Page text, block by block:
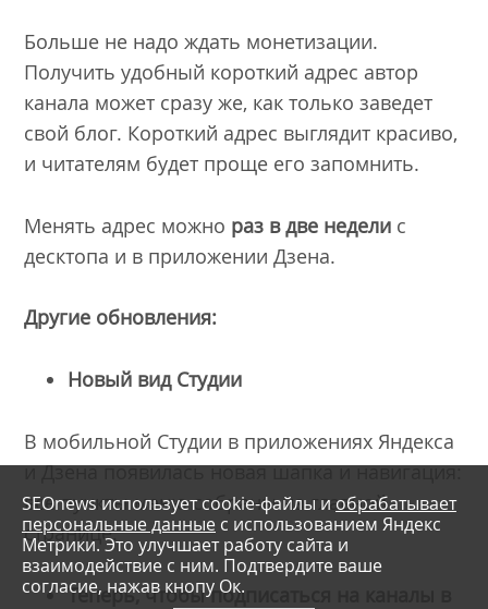
Больше не надо ждать монетизации.
Получить удобный короткий адрес автор
канала может сразу же, как только заведет
свой блог. Короткий адрес выглядит красиво,
и читателям будет проще его запомнить.
Менять адрес можно раз в две недели с
десктопа и в приложении Дзена.
Другие обновления:
Новый вид Студии
В мобильной Студии в приложениях Яндекса
и Дзена появилась новая шапка и навигация:
все пункты меню собраны на главной
странице.
Теперь, чтобы подписаться на каналы в
SEOnews использует cookie-файлы и обрабатывает
персональные данные с использованием Яндекс
Метрики. Это улучшает работу сайта и
взаимодействие с ним. Подтвердите ваше
согласие, нажав кнопу Ок.